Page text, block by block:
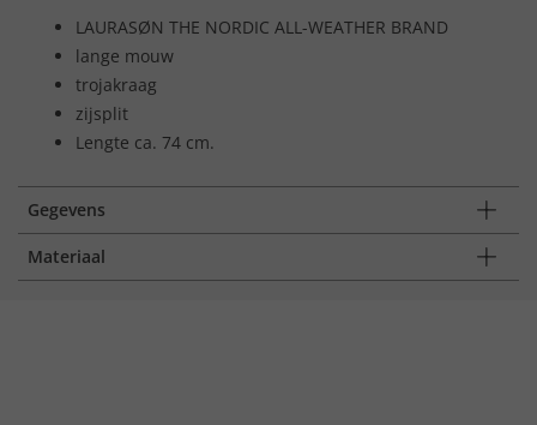
LAURASØN THE NORDIC ALL-WEATHER BRAND
lange mouw
trojakraag
zijsplit
Lengte ca. 74 cm.
Gegevens
Materiaal